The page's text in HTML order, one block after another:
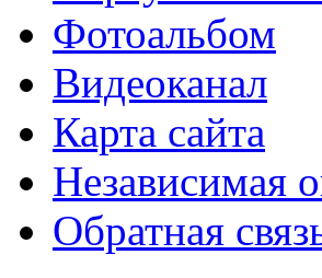
Фотоальбом
Видеоканал
Карта сайта
Независимая
Обратная